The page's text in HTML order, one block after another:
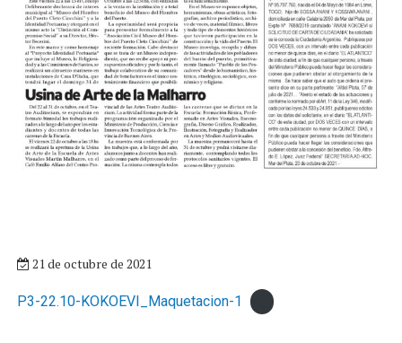
21 de octubre de 2021
P3-22.10-KOKOEVI_Maquetacion-1